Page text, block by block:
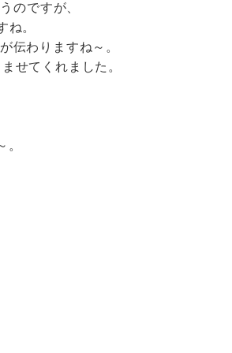
のですが、
。
伝わりますね～。
せてくれました。